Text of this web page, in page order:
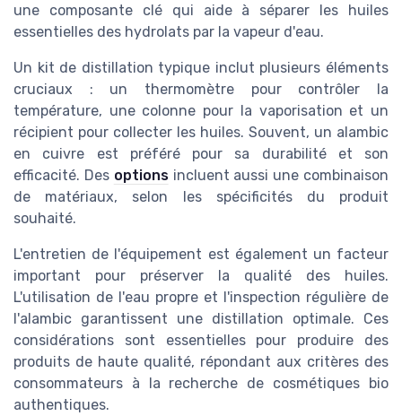
une composante clé qui aide à séparer les huiles
essentielles des hydrolats par la vapeur d'eau.
Un kit de distillation typique inclut plusieurs éléments
cruciaux : un thermomètre pour contrôler la
température, une colonne pour la vaporisation et un
récipient pour collecter les huiles. Souvent, un alambic
en cuivre est préféré pour sa durabilité et son
efficacité. Des optionsincluent aussi une combinaison
de matériaux, selon les spécificités du produit
souhaité.
L'entretien de l'équipement est également un facteur
important pour préserver la qualité des huiles.
L'utilisation de l'eau propre et l'inspection régulière de
l'alambic garantissent une distillation optimale. Ces
considérations sont essentielles pour produire des
produits de haute qualité, répondant aux critères des
consommateurs à la recherche de cosmétiques bio
authentiques.